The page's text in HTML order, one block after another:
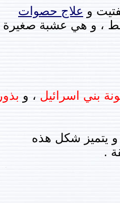
و علاج حصوات
، و هي عشبة صغيرة
بني اسرائيل ، و بذور
يتميز شكل هذه
.